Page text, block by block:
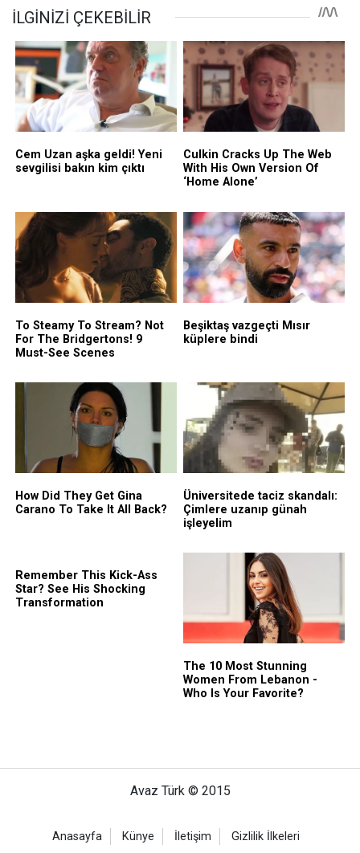
Avaz Türk © 2015
Anasayfa Künye İletişim Gizlilik İlkeleri